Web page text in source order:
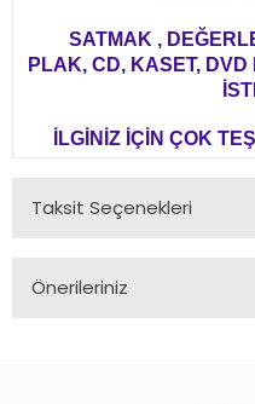
SATMAK ,
PLAK, CD, KASET,
İLGİNİZ İÇİN ÇOK
Taksit Seçenekleri
Önerileriniz